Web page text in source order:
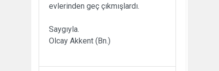
evlerinden geç çıkmışlardı.
Saygıyla.
Olcay Akkent (Bn.)